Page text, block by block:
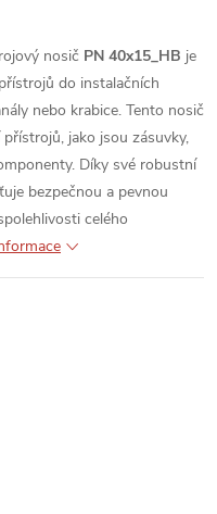
nosič PN 40x15_HB je
do instalačních
nebo krabice. Tento nosič
jako jsou zásuvky,
Díky své robustní
bezpečnou a pevnou
celého